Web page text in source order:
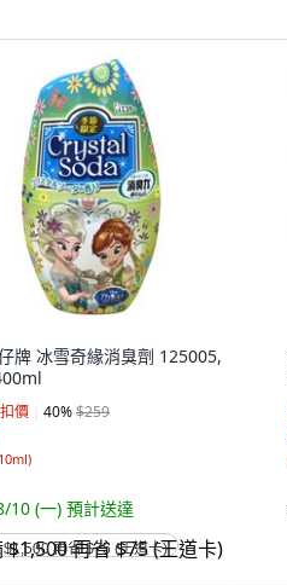
牌 冰雪奇緣消臭劑 125005,
價 40%$259
)
10 (一) 預計送達
$1,500 再省 $75 (王道卡)